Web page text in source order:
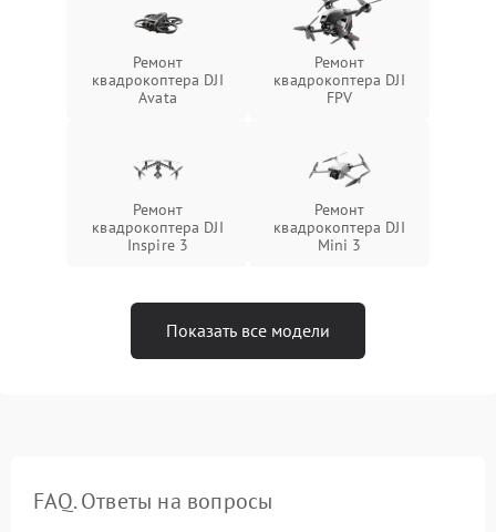
Ремонт
квадрокоптера DJI
Avata
Ремонт
квадрокоптера DJI
FPV
Ремонт
квадрокоптера DJI
Inspire 3
Ремонт
квадрокоптера DJI
Mini 3
Показать все модели
FAQ. Ответы на вопросы